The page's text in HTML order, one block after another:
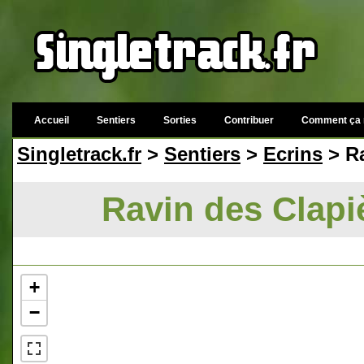
Accueil Sentiers Sorties Contribuer Comment ça
Singletrack.fr > Sentiers > Ecrins >
Ravin des
+
−